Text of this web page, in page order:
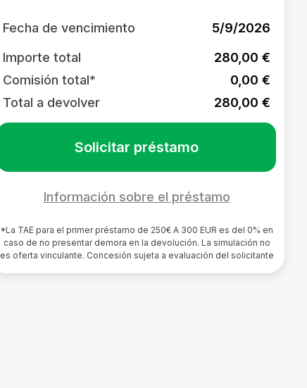
Fecha de vencimiento
5/9/2026
Importe total
280,00 €
Comisión total*
0,00 €
Total a devolver
280,00 €
Solicitar préstamo
Información sobre el préstamo
*La TAE para el primer préstamo de 250€ A 300 EUR es del 0% en
caso de no presentar demora en la devolución. La simulación no
es oferta vinculante. Concesión sujeta a evaluación del solicitante